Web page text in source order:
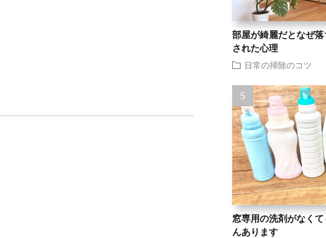
部屋が綺麗だとなぜ
された心理
日常の掃除のコツ
窓専用の洗剤がなく
んあります